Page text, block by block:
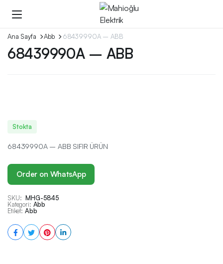
Ana Sayfa Abb 68439990A – ABB
68439990A – ABB
Stokta
68439990A – ABB SIFIR ÜRÜN
Order on WhatsApp
SKU: MHG-5845
Kategori: Abb
Etiket: Abb